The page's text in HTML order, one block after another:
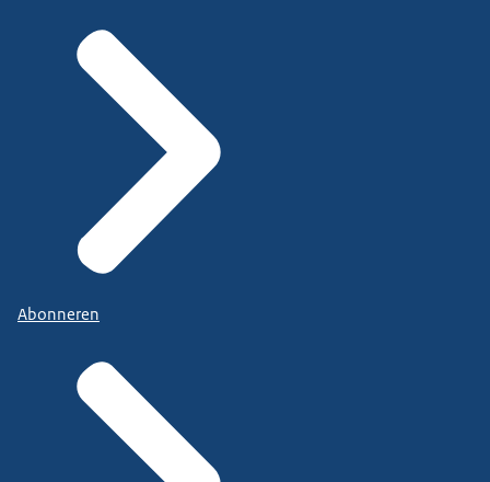
Abonneren